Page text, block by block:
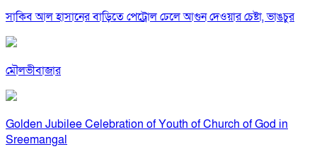
সাকিব আল হাসানের বাড়িতে পেট্রোল ঢেলে আগুন দেওয়ার চেষ্টা, ভাঙচুর
মৌলভীবাজার
Golden Jubilee Celebration of Youth of Church of God in
Sreemangal